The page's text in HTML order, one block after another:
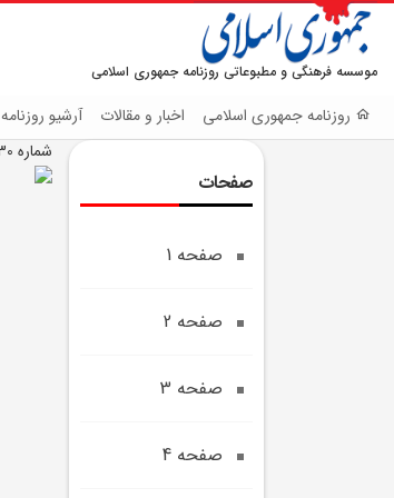
موسسه فرهنگی و مطبوعاتی روزنامه جمهوری اسلامی
روزنامه جمهوری اسلامی اخبار و مقالات آرشیو روزنامه
صفحات
صفحه 1
صفحه 2
صفحه 3
صفحه 4
شماره 13230